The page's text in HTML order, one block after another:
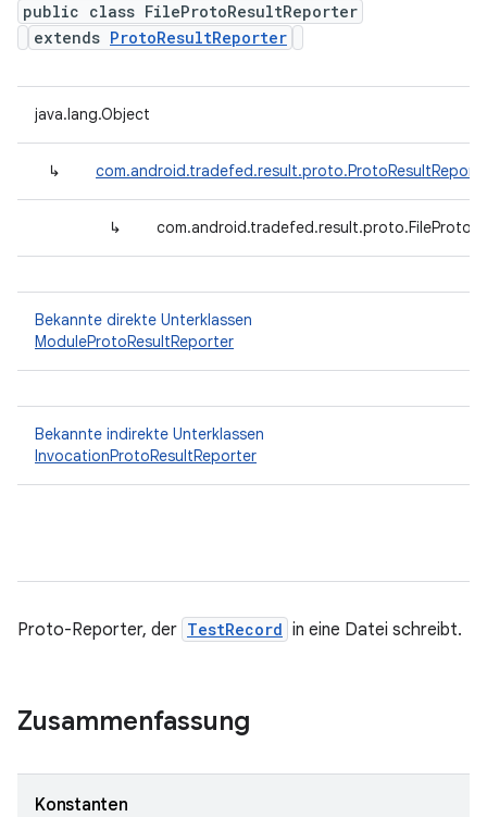
public class FileProtoResultReporter
extends ProtoResultReporter
java.lang.Object
↳
↳
Bekannte direkte Unterklassen
ModuleProtoResultReporter
Bekannte indirekte Unterklassen
InvocationProtoResultReporter
Proto-Reporter, der TestRecord in eine Datei schreibt.
Zusammenfassung
Konstanten